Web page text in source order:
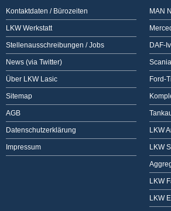
Kontaktdaten / Bürozeiten
LKW Werkstatt
Stellenausschreibungen / Jobs
News (via Twitter)
Über LKW Lasic
Sitemap
AGB
Datenschutzerklärung
Impressum
MAN
DAF-
Ford-
LKW
LKW
LKW
LKW